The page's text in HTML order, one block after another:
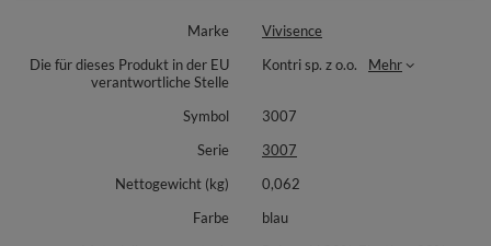
Marke
Vivisence
Die für dieses Produkt in der EU
verantwortliche Stelle
Kontri sp. z o.o. Mehr
Symbol
3007
Serie
3007
Nettogewicht (kg)
0,062
Farbe
blau